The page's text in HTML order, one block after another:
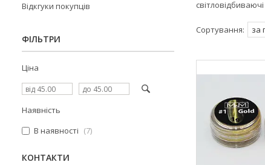
Відкгуки покупців
ФІЛЬТРИ
Ціна
Наявність
В наявності
7
КОНТАКТИ